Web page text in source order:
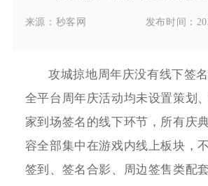
来源： 秒客网 发布时间：
攻城掠地周年庆没有线下签
全平台周年庆活动均未设置策划
家到场签名的线下环节，所有庆
容全部集中在游戏内线上板块，
签到、签名合影、周边签售类配